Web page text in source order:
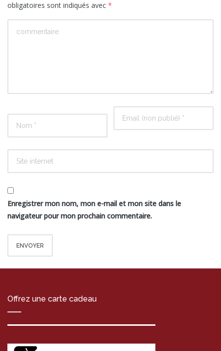
obligatoires sont indiqués avec *
Enregistrer mon nom, mon e-mail et mon site dans le
navigateur pour mon prochain commentaire.
Offrez une carte cadeau